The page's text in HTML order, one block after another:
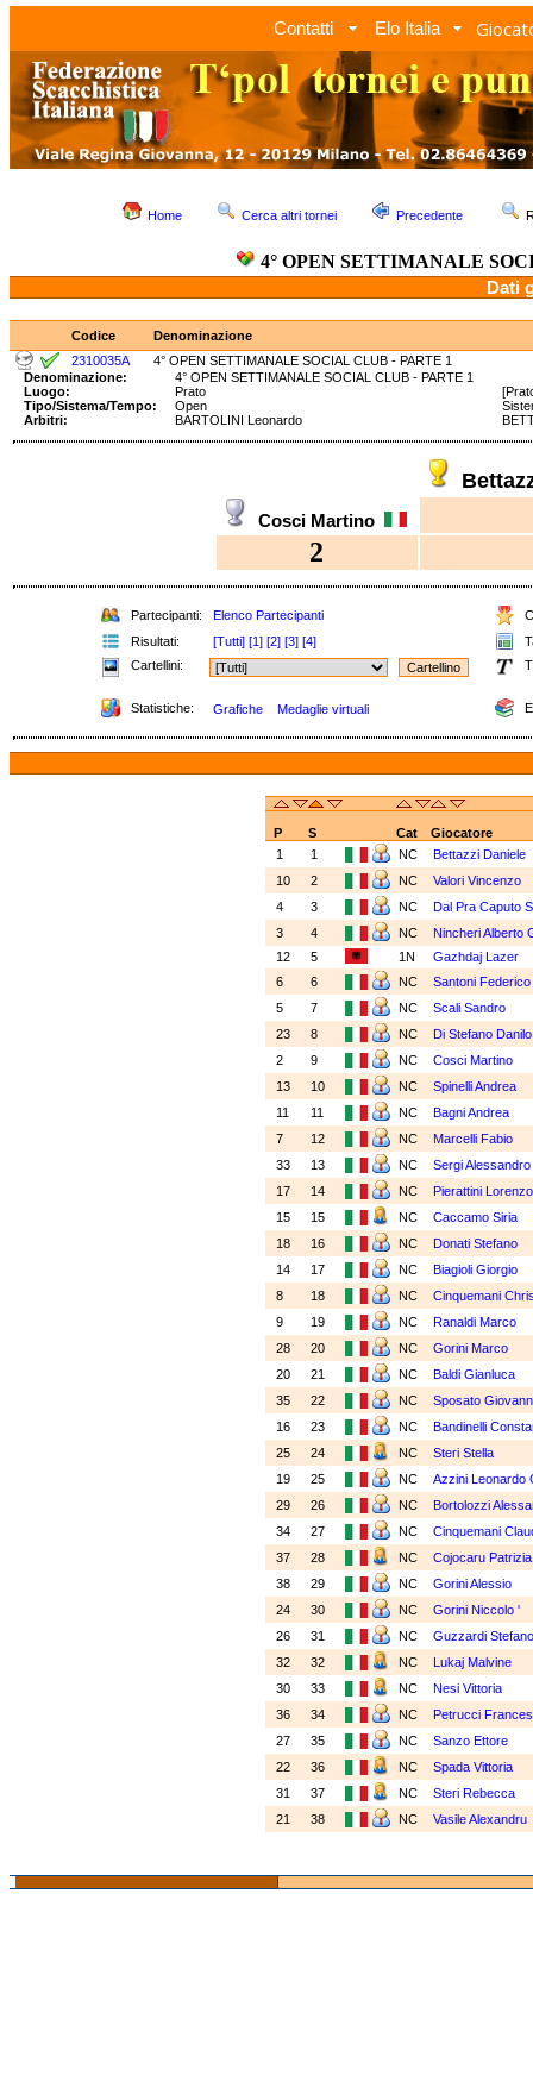
Contatti Elo Italia
Home Cerca altri tornei Precedente
4° OPEN SETTIMANALE
Dati
Codice
Denominazione
2310035A
4° OPEN SETTIMANALE SOCIAL CLUB - PARTE 1
Denominazione:
4° OPEN SETTIMANALE SOCIAL CLUB - PARTE 1
Luogo:
Prato
Tipo/Sistema/Tempo:
Open
Arbitri:
BARTOLINI Leonardo
Cosci Martino
2
Partecipanti: Elenco Partecipanti
Risultati:
[Tutti] [1] [2] [3] [4]
Cartellini:
Statistiche: Grafiche Medaglie virtuali
P S Cat
Giocatore
1
1 NC
Bettazzi Daniele
10
2 NC
Valori Vincenzo
4
3 NC
Dal Pra Caputo
3
4 NC
Nincheri Alberto
12
5 1N
Gazhdaj Lazer
6
6 NC
Santoni Federico
5
7 NC
Scali Sandro
23
8 NC
Di Stefano Danilo
2
9 NC
Cosci Martino
13
10 NC
Spinelli Andrea
11
11 NC
Bagni Andrea
7
12 NC
Marcelli Fabio
33
13 NC
Sergi Alessandro
17
14 NC
Pierattini
15
15 NC
Caccamo Siria
18
16 NC
Donati Stefano
14
17 NC
Biagioli Giorgio
8
18 NC
Cinquemani
9
19 NC
Ranaldi Marco
28
20 NC
Gorini Marco
20
21 NC
Baldi Gianluca
35
22 NC
Sposato
16
23 NC
Bandinelli
25
24 NC
Steri Stella
19
25 NC
Azzini Leonardo
29
26 NC
Bortolozzi
34
27 NC
Cinquemani
37
28 NC
Cojocaru Patrizia
38
29 NC
Gorini Alessio
24
30 NC
Gorini Niccolo '
26
31 NC
Guzzardi Stefano
32
32 NC
Lukaj Malvine
30
33 NC
Nesi Vittoria
36
34 NC
Petrucci
27
35 NC
Sanzo Ettore
22
36 NC
Spada Vittoria
31
37 NC
Steri Rebecca
21
38 NC Vasile Alexandru